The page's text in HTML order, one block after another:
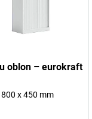
oblon – eurokraft
800 x 450 mm